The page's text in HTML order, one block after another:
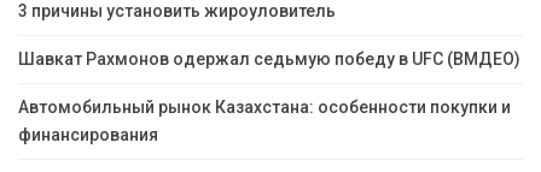
3 причины установить жироуловитель
Шавкат Рахмонов одержал седьмую победу в UFC (ВМДЕО)
Автомобильный рынок Казахстана: особенности покупки и
финансирования